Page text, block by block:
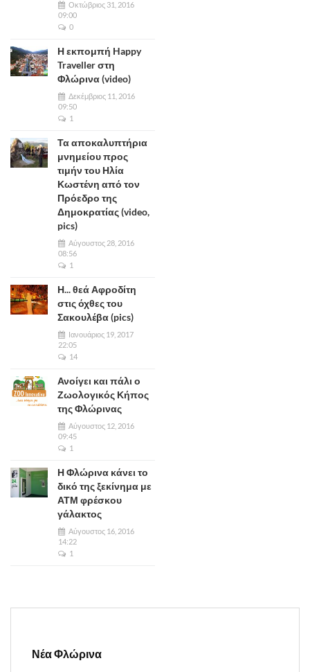
Οκτώβριος 31, 2016
09:00
0
Η εκπομπή Happy
Traveller στη
Φλώρινα (video)
Δεκέμβριος 11, 2016
09:50
1
Τα αποκαλυπτήρια
μνημείου προς
τιμήν του Ηλία
Κωστένη από τον
Πρόεδρο της
Δημοκρατίας (video,
pics)
Αύγουστος 28, 2016
08:56
1
Η... θεά Αφροδίτη
στις όχθες του
Σακουλέβα (pics)
Ιανουάριος 19, 2017
22:05
14
Ανοίγει και πάλι ο
Ζωολογικός Κήπος
της Φλώρινας
Αύγουστος 12, 2016
09:45
1
Η Φλώρινα κάνει το
δικό της ξεκίνημα με
ΑΤΜ φρέσκου
γάλακτος
Αύγουστος 16, 2016
14:22
1
Νέα Φλώρινα